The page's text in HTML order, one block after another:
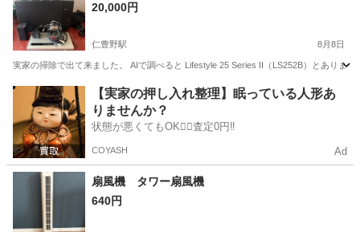
20,000円
仁豊野駅 8月8日
実家の掃除で出て来ました。 AIで調べると Lifestyle 25 Series II（LS252B）とありま
兵庫 姫路市 仁豊野駅 オーディオ
【実家の押し入れ整理】眠っている人形あ
りませんか？
状態が悪くてもOK🙆‍♀️査定0円‼️
COYASH Ad
扇風機 タワー扇風機
640円